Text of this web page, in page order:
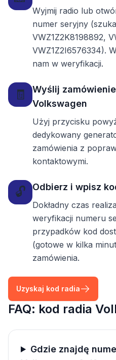
Wyjmij radio lub
numer seryjny
VWZ1Z2K8198892,
VWZ1Z2I6576334).
nam w weryfikacji.
🧾
Wyślij
Volkswagen
Użyj przycisku
dedykowany
zamówienia z
kontaktowymi.
🔓 Odbierz i wpisz
Dokładny czas
weryfikacji numeru
przypadków kod
(gotowe w kilka
zamówienia.
Uzyskaj kod radia
FAQ: kod radia
Gdzie znajdę